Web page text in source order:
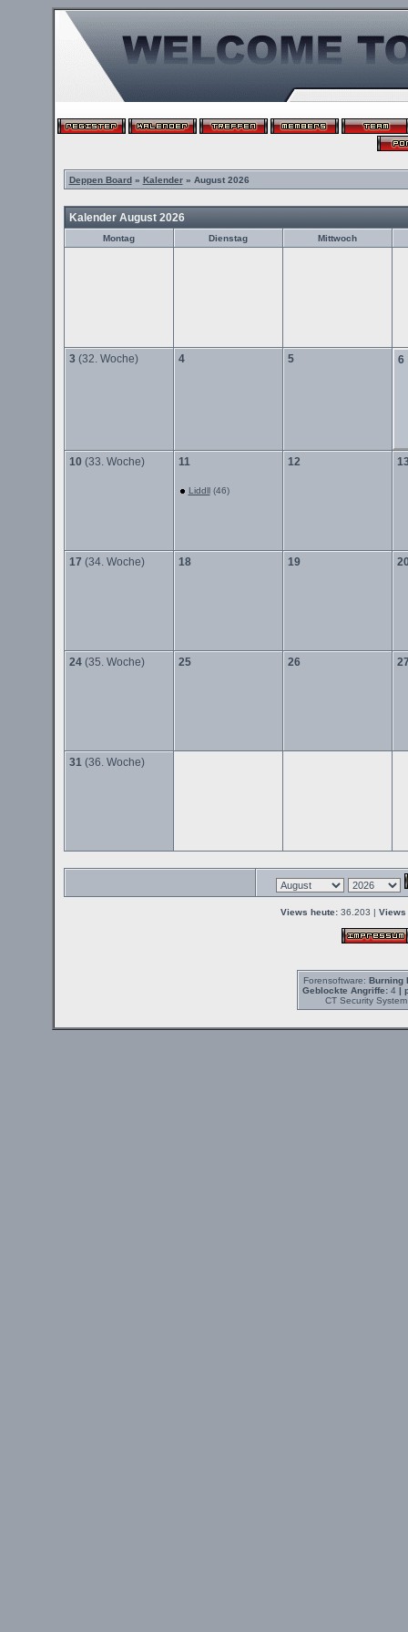
Deppen Board» Kalender» August 2026
Kalender August 2026
Montag Dienstag Mittwoch
3 (32. Woche) 4 5 6
10 (33. Woche) 11
Liddll(46)
12
17 (34. Woche) 18 19
24(35. Woche) 25 26
31(36. Woche)
Views heute:36.203 | Views
Forensoftware: Burning
Geblockte Angriffe:4 |
CT Security